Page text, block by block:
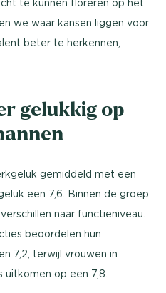
we waar kansen liggen voor
beter te herkennen,
gelukkig op
gemiddeld met een
een 7,6. Binnen de groep
naar functieniveau.
beoordelen hun
7,2, terwijl vrouwen in
op een 7,8.